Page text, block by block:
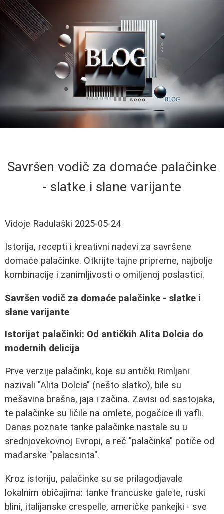
Savršen vodič za domaće palačinke
- slatke i slane varijante
Vidoje Radulaški 2025-05-24
Istorija, recepti i kreativni nadevi za savršene
domaće palačinke. Otkrijte tajne pripreme, najbolje
kombinacije i zanimljivosti o omiljenoj poslastici.
Savršen vodič za domaće palačinke - slatke i
slane varijante
Istorijat palačinki: Od antičkih Alita Dolcia do
modernih delicija
Prve verzije palačinki, koje su antički Rimljani
nazivali "Alita Dolcia" (nešto slatko), bile su
mešavina brašna, jaja i začina. Zavisi od sastojaka,
te palačinke su ličile na omlete, pogačice ili vafli.
Danas poznate tanke palačinke nastale su u
srednjovekovnoj Evropi, a reč "palačinka" potiče od
mađarske "palacsinta".
Kroz istoriju, palačinke su se prilagodjavale
lokalnim običajima: tanke francuske galete, ruski
blini, italijanske crespelle, američke pankejki - sve